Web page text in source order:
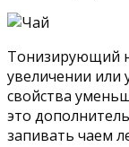
Тонизирующий
увеличении
свойства
это
запивать чаем